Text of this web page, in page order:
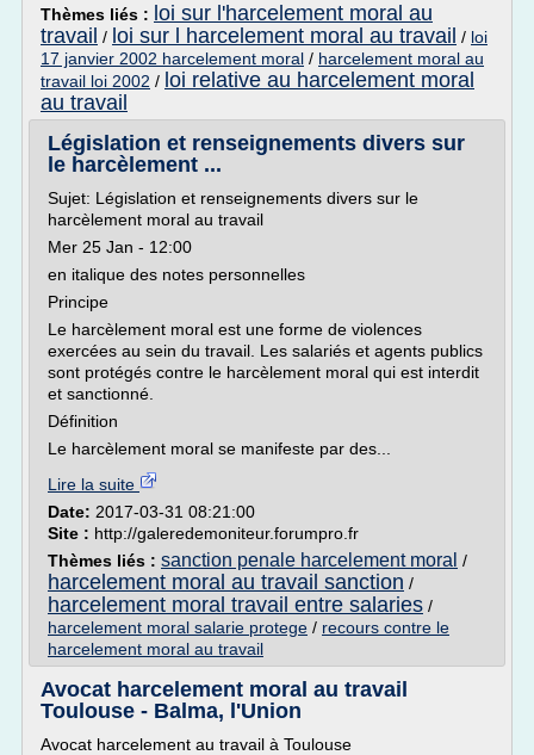
Thèmes liés : loi sur l'harcelement moral au
travail / loi sur l harcelement moral au travail / loi
17 janvier 2002 harcelement moral / harcelement moral au
travail loi 2002 / loi relative au harcelement moral
au travail
Législation et renseignements divers sur
le harcèlement ...
Sujet: Législation et renseignements divers sur le
harcèlement moral au travail
Mer 25 Jan - 12:00
en italique des notes personnelles
Principe
Le harcèlement moral est une forme de violences
exercées au sein du travail. Les salariés et agents publics
sont protégés contre le harcèlement moral qui est interdit
et sanctionné.
Définition
Le harcèlement moral se manifeste par des...
Lire la suite
Date: 2017-03-31 08:21:00
Site : http://galeredemoniteur.forumpro.fr
Thèmes liés : sanction penale harcelement moral /
harcelement moral au travail sanction /
harcelement moral travail entre salaries /
harcelement moral salarie protege / recours contre le
harcelement moral au travail
Avocat harcelement moral au travail
Toulouse - Balma, l'Union
Avocat harcelement au travail à Toulouse